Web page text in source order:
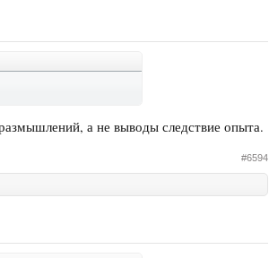
а не выводы следствие опыта.
#6594